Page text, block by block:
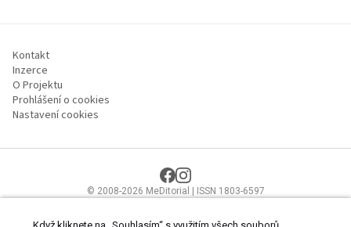
Kontakt
Inzerce
O Projektu
Prohlášení o cookies
Nastavení cookies
© 2008-2026 MeDitorial | ISSN 1803-6597
zdravotnictví.Čtěte prohlášeníaZásady zpracování osobních údajů